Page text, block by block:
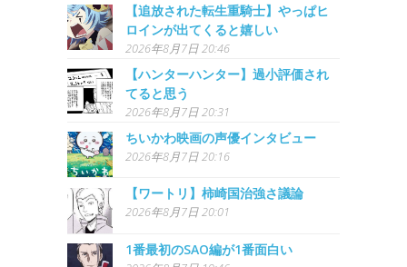
【追放された転生重騎士】やっぱヒ
ロインが出てくると嬉しい
2026年8月7日 20:46
【ハンターハンター】過小評価され
てると思う
2026年8月7日 20:31
ちいかわ映画の声優インタビュー
2026年8月7日 20:16
【ワートリ】柿崎国治強さ議論
2026年8月7日 20:01
1番最初のSAO編が1番面白い